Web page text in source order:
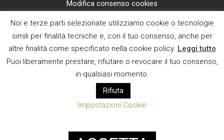
Modifica consenso cookies
CI TROVI ANCHE SU
E MAIL
Designed usingMagazine News Byte. Powered by
Noi e terze parti selezionate utilizziamo cookie o tecnologie
simili per finalità tecniche e, con il tuo consenso, anche per
altre finalità come specificato nella cookie policy. Leggi tutto
Puoi liberamente prestare, rifiutare o revocare il tuo consenso,
in qualsiasi momento.
Rifiuta
Impostazioni Cookie